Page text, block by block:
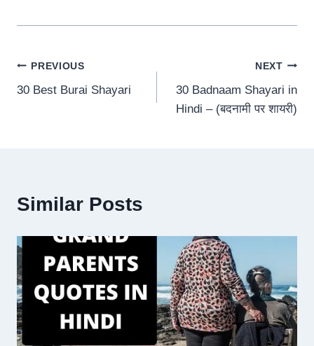
Post
navigation
PREVIOUS
30 Best Burai Shayari
NEXT
30 Badnaam Shayari in
Hindi – (बदनामी पर शायरी)
Similar Posts